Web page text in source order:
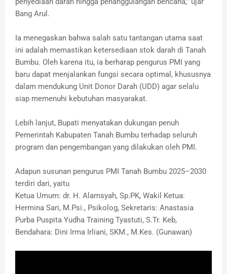
Bang Arul.
Ia menegaskan bahwa salah satu tantangan utama saat
ini adalah memastikan ketersediaan stok darah di Tanah
Bumbu. Oleh karena itu, ia berharap pengurus PMI yang
baru dapat menjalankan fungsi secara optimal, khususnya
dalam mendukung Unit Donor Darah (UDD) agar selalu
siap memenuhi kebutuhan masyarakat.
Lebih lanjut, Bupati menyatakan dukungan penuh
Pemerintah Kabupaten Tanah Bumbu terhadap seluruh
program dan pengembangan yang dilakukan oleh PMI.
Adapun susunan pengurus PMI Tanah Bumbu 2025–2030
terdiri dari, yaitu
Ketua Umum: dr. H. Alamsyah, Sp.PK, Wakil Ketua:
Hermina Sari, M.Psi., Psikolog, Sekretaris: Anastasia
Purba Puspita Yudha Training Tyastuti, S.Tr. Keb,
Bendahara: Dini Irma Irliani, SKM., M.Kes. (Gunawan)